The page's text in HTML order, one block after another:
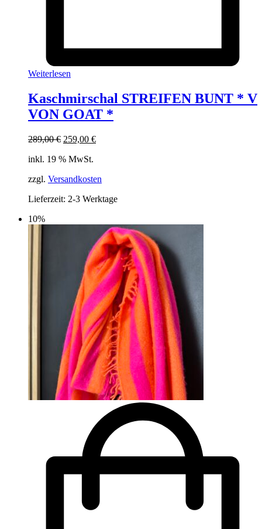
Weiterlesen
Kaschmirschal STREIFEN BUNT * V
VON GOAT *
289,00€ Ursprünglicher
war:
259,00 €Aktueller
inkl. 19 % MwSt.
zzgl. Versandkosten
Lieferzeit: 2-3 Werktage
10%